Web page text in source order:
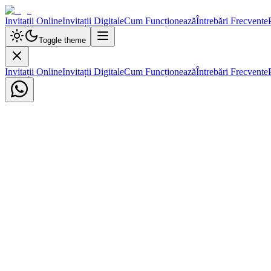
Invitații OnlineInvitații DigitaleCum FuncționeazăÎntrebări Frecvente
Toggle theme
Invitații OnlineInvitații DigitaleCum FuncționeazăÎntrebări Frecvente